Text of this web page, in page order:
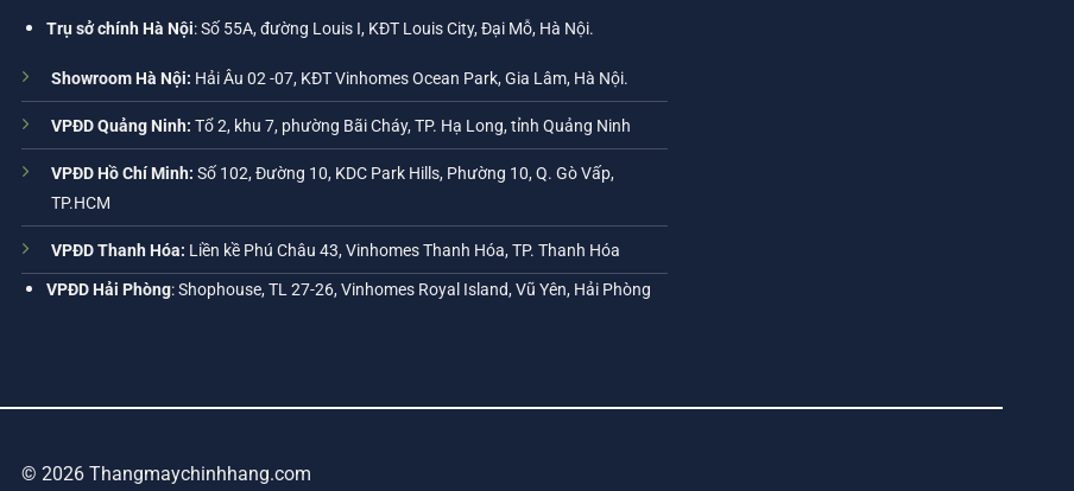
Trụ sở chính Hà Nội: Số 55A, đường Louis I, KĐT Louis City, Đại Mỗ, Hà Nội.
Showroom Hà Nội: Hải Âu 02 -07, KĐT Vinhomes Ocean Park, Gia Lâm, Hà Nội.
VPĐD Quảng Ninh: Tổ 2, khu 7, phường Bãi Cháy, TP. Hạ Long, tỉnh Quảng Ninh
VPĐD Hồ Chí Minh: Số 102, Đường 10, KDC Park Hills, Phường 10, Q. Gò Vấp,
TP.HCM
VPĐD Thanh Hóa: Liền kề Phú Châu 43, Vinhomes Thanh Hóa, TP. Thanh Hóa
VPĐD Hải Phòng: Shophouse, TL 27-26, Vinhomes Royal Island, Vũ Yên, Hải Phòng
© 2026 Thangmaychinhhang.com